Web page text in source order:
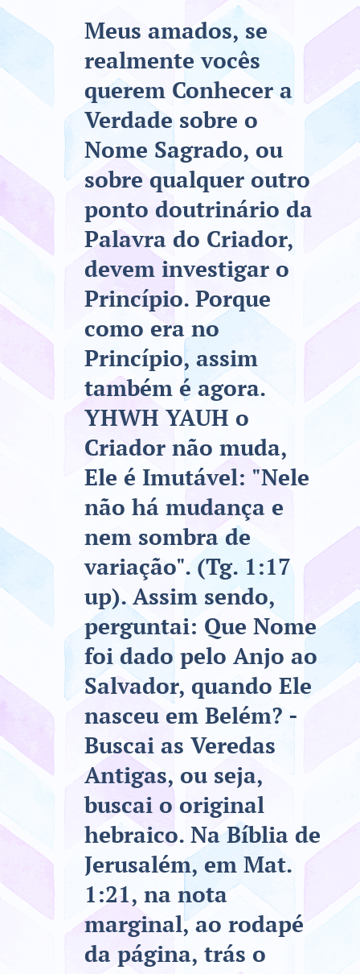
Meus amados, se
realmente vocês
querem Conhecer a
Verdade sobre o
Nome Sagrado, ou
sobre qualquer outro
ponto doutrinário da
Palavra do Criador,
devem investigar o
Princípio. Porque
como era no
Princípio, assim
também é agora.
YHWH YAUH o
Criador não muda,
Ele é Imutável: "Nele
não há mudança e
nem sombra de
variação". (Tg. 1:17
up). Assim sendo,
perguntai: Que Nome
foi dado pelo Anjo ao
Salvador, quando Ele
nasceu em Belém? -
Buscai as Veredas
Antigas, ou seja,
buscai o original
hebraico. Na Bíblia de
Jerusalém, em Mat.
1:21, na nota
marginal, ao rodapé
da página, trás o